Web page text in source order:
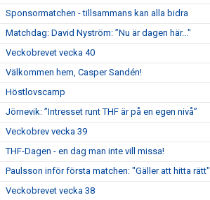
Sponsormatchen - tillsammans kan alla bidra
Matchdag: David Nyström: ”Nu är dagen här..."
Veckobrevet vecka 40
Välkommen hem, Casper Sandén!
Höstlovscamp
Jörnevik: ”Intresset runt THF är på en egen nivå”
Veckobrev vecka 39
THF-Dagen - en dag man inte vill missa!
Paulsson inför första matchen: "Gäller att hitta rätt"
Veckobrevet vecka 38